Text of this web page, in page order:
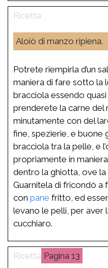
Aloiò di manzo ripiena.
Potrete riempirla d’un
maniera di fare sotto la
bracciola essendo
prenderete la carne
minutamente con del
fine, spezierie, e buone
bracciola tra la pelle, e
propriamente in
dentro la ghiotta, ove
Guarnitela di fricondò a
con pane fritto, ed
levano le pelli, per aver
cucchiaro.
13